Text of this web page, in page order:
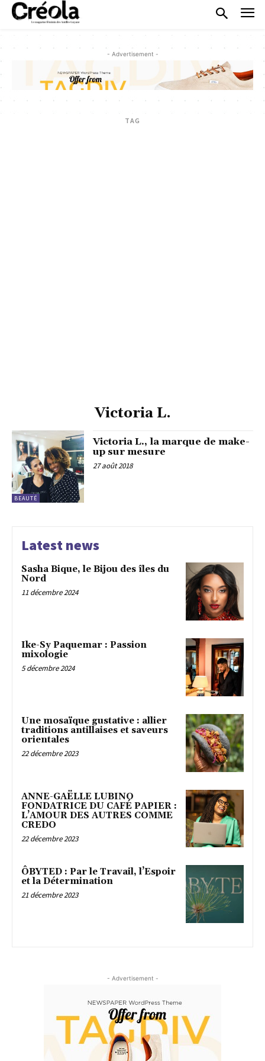
- Advertisement -
TAG
Victoria L.
BEAUTÉ
Victoria L., la marque de make-
up sur mesure
27 août 2018
Latest news
Sasha Bique, le Bijou des îles du
Nord
11 décembre 2024
Ike-Sy Paquemar : Passion
mixologie
5 décembre 2024
Une mosaïque gustative : allier
traditions antillaises et saveurs
orientales
22 décembre 2023
ANNE-GAËLLE LUBINO
FONDATRICE DU CAFÉ PAPIER :
L’AMOUR DES AUTRES COMME
CREDO
22 décembre 2023
ÔBYTED : Par le Travail, l’Espoir
et la Détermination
21 décembre 2023
- Advertisement -